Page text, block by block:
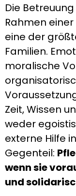
Die
Rahmen
eine der
Familien.
moralische
Zeit, Wissen
weder
externe Hilfe
Gegenteil:
wenn sie
und